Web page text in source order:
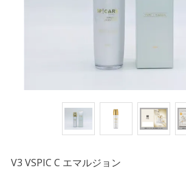
V3 VSPIC C エマルジョン